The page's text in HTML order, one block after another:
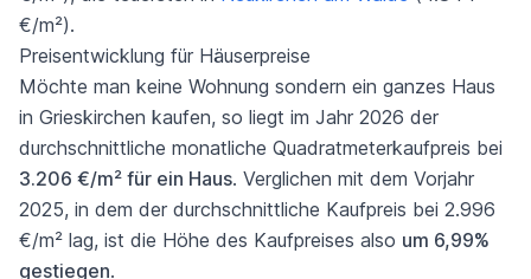
€/m²).
Preisentwicklung für Häuserpreise
Möchte man keine Wohnung sondern ein ganzes Haus
in Grieskirchen kaufen, so liegt im Jahr 2026 der
durchschnittliche monatliche Quadratmeterkaufpreis bei
3.206 €/m² für ein Haus. Verglichen mit dem Vorjahr
2025, in dem der durchschnittliche Kaufpreis bei 2.996
€/m² lag, ist die Höhe des Kaufpreises also um 6,99%
gestiegen.